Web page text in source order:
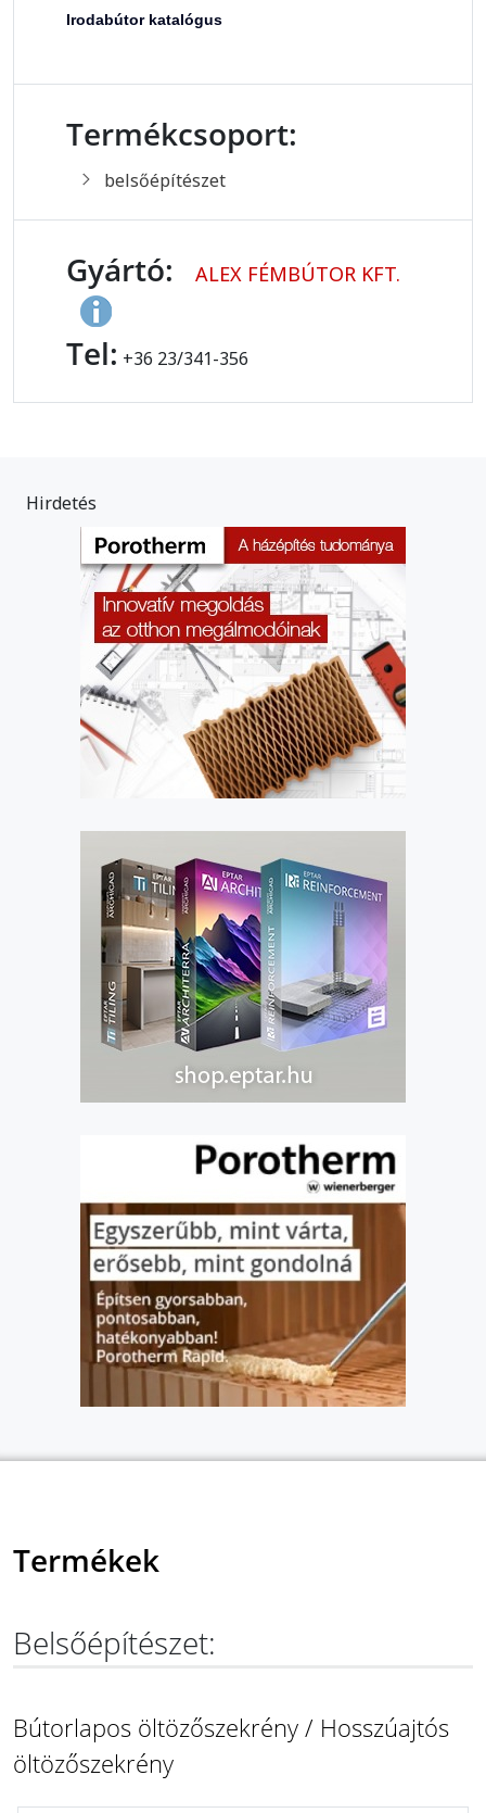
Irodabútor katalógus
Termékcsoport:
belsőépítészet
Gyártó: ALEX FÉMBÚTOR KFT.
Tel: +36 23/341-356
Hirdetés
Termékek
Belsőépítészet:
Bútorlapos öltözőszekrény / Hosszúajtós
öltözőszekrény